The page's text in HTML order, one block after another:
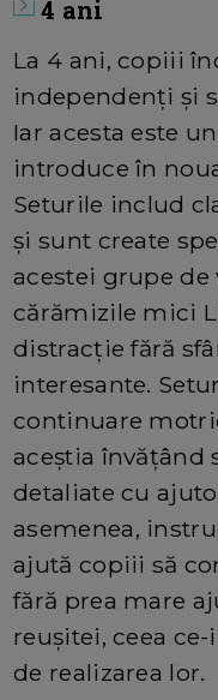
4 ani
La 4 ani, copiii
independenți și
Iar acesta este
introduce în
Seturile includ
și sunt create
acestei grupe de
cărămizile mici
distracție fără
interesante.
continuare
aceștia învățând
detaliate cu
asemenea,
ajută copiii să
fără prea mare
reușitei, ceea
de realizarea lor.